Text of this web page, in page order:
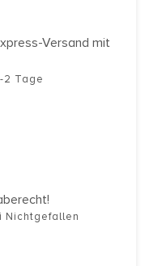
Versand mit
2 Tage
Nichtgefallen